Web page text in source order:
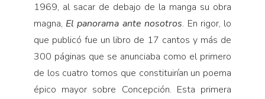
1969, al sacar de debajo de la manga su obra
magna, El panorama ante nosotros. En rigor, lo
que publicó fue un libro de 17 cantos y más de
300 páginas que se anunciaba como el primero
de los cuatro tomos que constituirían un poema
épico mayor sobre Concepción. Esta primera